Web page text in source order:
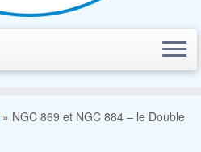
» NGC 869 et NGC 884 – le Double